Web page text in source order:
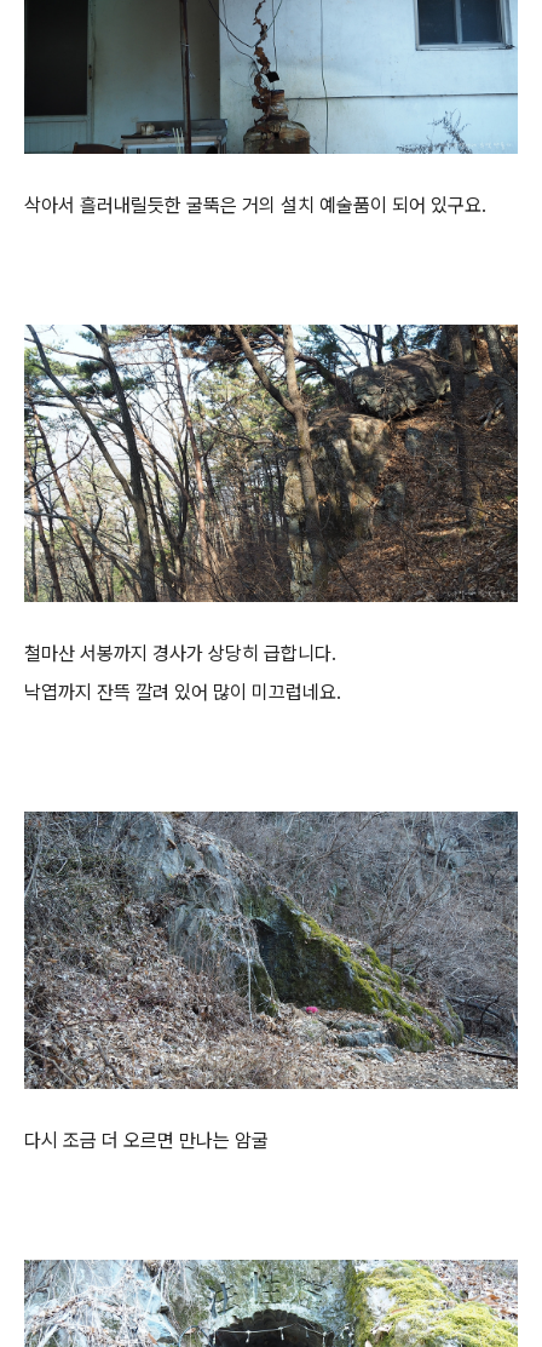
삭아서 흘러내릴듯한 굴뚝은 거의 설치 예술품이 되어 있구요.
철마산 서봉까지 경사가 상당히 급합니다.
낙엽까지 잔뜩 깔려 있어 많이 미끄럽네요.
다시 조금 더 오르면 만나는 암굴